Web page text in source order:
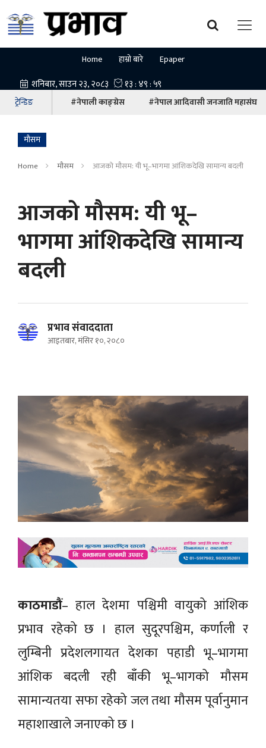
Home हाम्रो बारे Epaper
ट्रेन्डिङ #नेपाली काङ्ग्रेस #नेपाल आदिवासी जनजाति महासंघ
माैसम
Home माैसम आजको मौसम: यी भू–भागमा आंशिकदेखि सामान्य बदली
आजको मौसम: यी भू–
भागमा आंशिकदेखि सामान्य
बदली
प्रभाव संवाददाता
आइतबार, मंसिर १०, २०८०
काठमाडौं– हाल देशमा पश्चिमी वायुको आंशिक
प्रभाव रहेको छ । हाल सुदूरपश्चिम, कर्णाली र
लुम्बिनी प्रदेशलगायत देशका पहाडी भू–भागमा
आंशिक बदली रही बाँकी भू–भागको मौसम
सामान्यतया सफा रहेको जल तथा मौसम पूर्वानुमान
महाशाखाले जनाएको छ ।